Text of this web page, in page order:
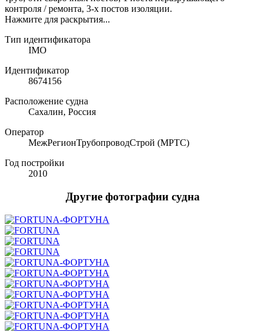
контроля / ремонта, 3-х постов изоляции.
Нажмите для раскрытия...
Тип идентификатора
IMO
Идентификатор
8674156
Расположение судна
Сахалин, Россия
Оператор
МежРегионТрубопроводСтрой (МРТС)
Год постройки
2010
Другие фотографии судна